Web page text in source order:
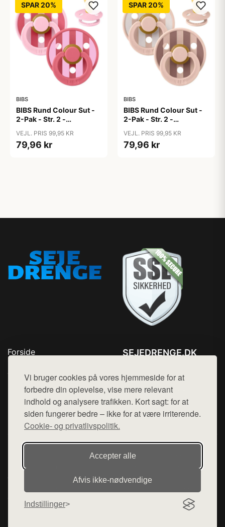
Vi bruger cookies på vores hjemmeside for at
forbedre din oplevelse, vise mere relevant
indhold og analysere trafikken. Kort sagt: for at
siden fungerer bedre – ikke for at være irriterende.
Cookie- og privatlivspolitik.
Accepter alle
Afvis ikke‑nødvendige
Indstillinger
SPAR 20%
BIBS
BIBS Rund Colour Sut -
2-Pak - Str. 2 -
Studio - Baby Pink/Coral
Mix
VEJL. PRIS 99,95 KR
79,96 kr
SPAR 20%
BIBS
BIBS Rund Colour Sut -
2-Pak - Str. 2 -
Studio - Blush Mix
VEJL. PRIS 99,95 KR
79,96 kr
Forside
Top Rabatter
Kontakt
SEJEDRENGE.DK
Mail: hej@want.dk
Cookie- og privatlivspolitik
Denne side er en del af want.dk, der udgiver en række
hjemmesider med præsentation af forskellige produkter fra
diverse webshops. Der sælges ikke varer fra denne side - vi
henviser til de shops, som sælger varen. Vi har heller ikke
varerne på lager.